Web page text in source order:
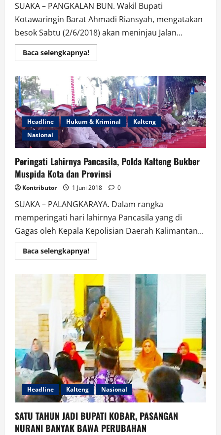
SUAKA – PANGKALAN BUN. Wakil Bupati
Kotawaringin Barat Ahmadi Riansyah, mengatakan
besok Sabtu (2/6/2018) akan meninjau Jalan...
Baca selengkapnya!Read
more
KOBAR
AHMADI
RIANSYAH
AKAN
TINJAU
JALAN
P-
BUN-
KOLAM
Headline Hukum & Kriminal
Kalteng
Nasional
Peringati Lahirnya Pancasila, Polda Kalteng Bukber
Muspida Kota dan Provinsi
Kontributor 1 Juni 2018 0
SUAKA – PALANGKARAYA. Dalam rangka
memperingati hari lahirnya Pancasila yang di
Gagas oleh Kepala Kepolisian Daerah Kalimantan...
Baca selengkapnya!Read
more
Lahirnya
Pancasila,
Polda
Kalteng
Bukber
Muspida
Kota
dan
Provinsi
Headline Kalteng Nasional
SATU TAHUN JADI BUPATI KOBAR, PASANGAN
NURANI BANYAK BAWA PERUBAHAN